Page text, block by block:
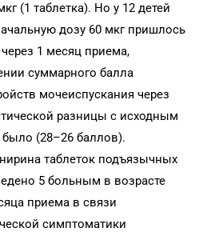
(1 таблетка). Но у 12 детей
дозу 60 мкг пришлось
1 месяц приема,
суммарного балла
мочеиспускания через
разницы с исходным
(28–26 баллов).
таблеток подъязычных
5 больным в возрасте
приема в связи
симптоматики